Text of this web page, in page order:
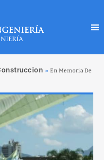
» En Memoria De